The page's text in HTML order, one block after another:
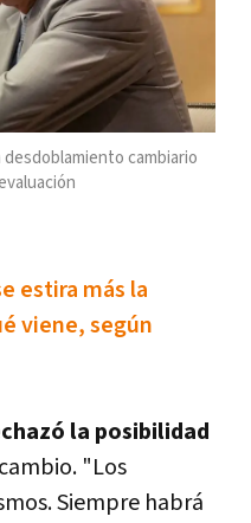
cambiario
estira más la
viene, según
la posibilidad
"Los
Siempre habrá